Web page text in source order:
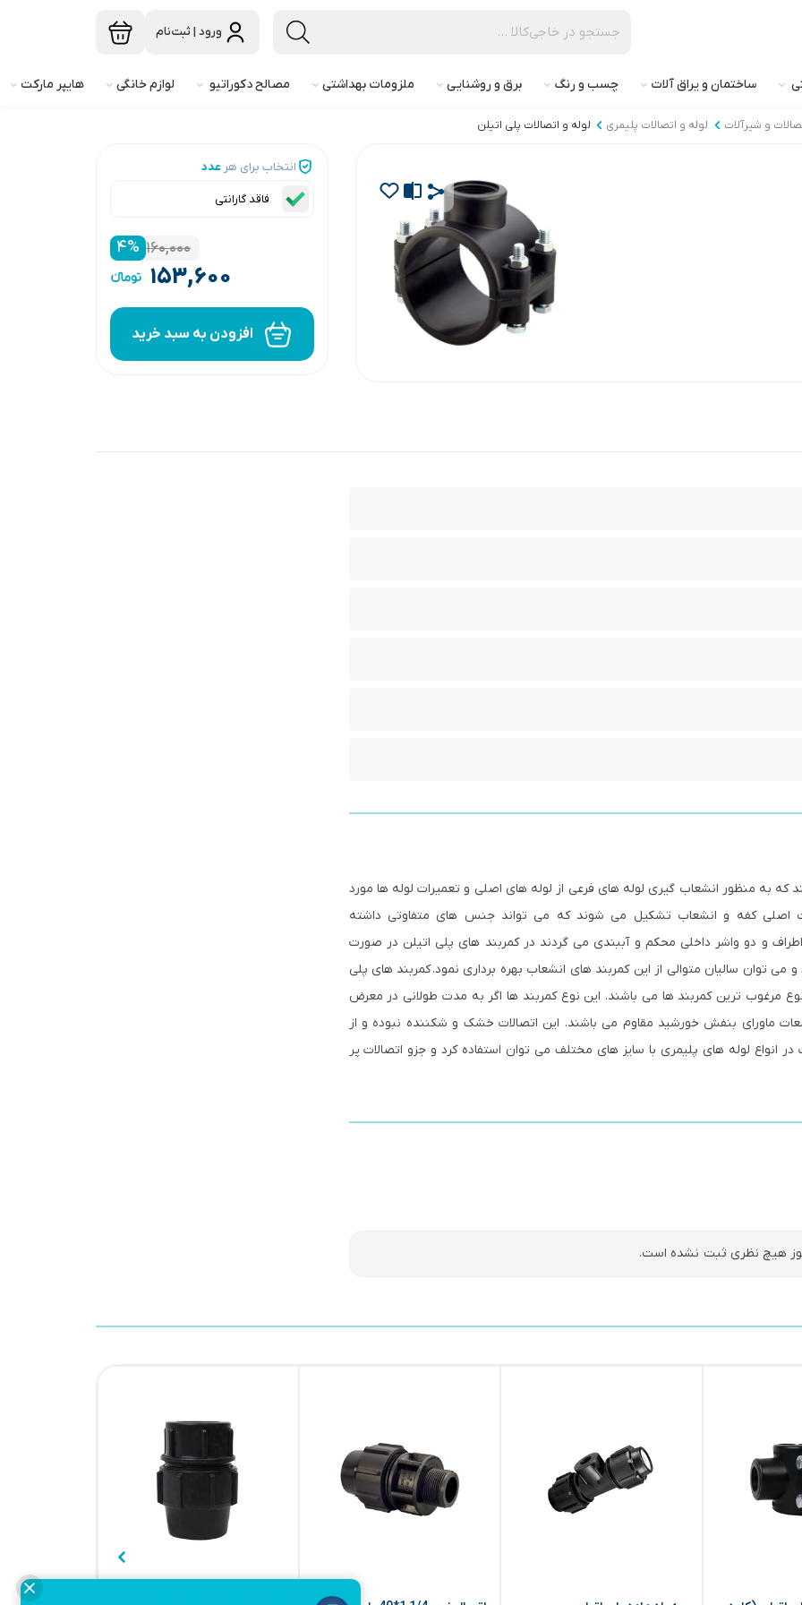
ورود | ثبت‌نام
ساختمان و یراق آلات چسب و رنگ برق و روشنایی ملزومات بهداشتی مصالح دکوراتیو لوازم خانگی هایپر مارکت
و شیرآلات لوله و اتصالات پلیمری لوله و اتصالات پلی اتیلن
انتخاب برای هر عدد
فاقد گارانتی
۴% ۱۶۰,۰۰۰
۱۵۳,۶۰۰
افزودن به سبد خرید
می باشند که به منظور انشعاب گیری لوله های فرعی از لوله های اصلی و تعمیرات لوله ها مورد
اصلی کفه و انشعاب تشکیل می شوند که می تواند جنس های متفاوتی داشته
و دو واشر داخلی محکم و آببندی می گردند در کمربند های پلی اتیلن در صورت
سالیان متوالی از این کمربند های انشعاب بهره برداری نمود. کمربند های پلی
ترین کمربند ها می باشند. این نوع کمربند ها اگر به مدت طولانی در معرض
ماورای بنفش خورشید مقاوم می باشند. این اتصالات خشک و شکننده نبوده و از
در انواع لوله های پلیمری با سایز های مختلف می توان استفاده کرد و جزو اتصالات پر
هیچ نظری ثبت نشده است.